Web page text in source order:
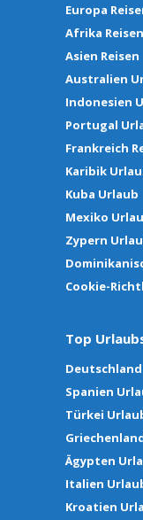
Europa
Afrika Reisen
Asien Reisen
Australien
Indonesien
Portugal
Frankreich
Karibik
Kuba Urlaub
Mexiko
Zypern
Cookie-
Top
Spanien
Türkei
Ägypten
Italien
Kroatien